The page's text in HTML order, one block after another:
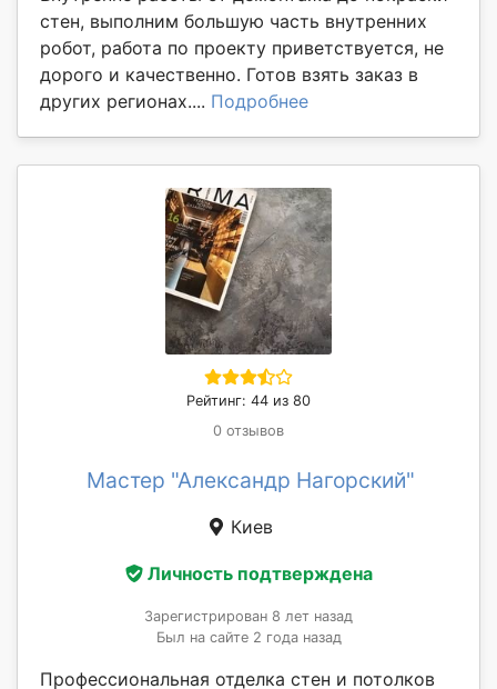
стен, выполним большую часть внутренних
робот, работа по проекту приветствуется, не
дорого и качественно. Готов взять заказ в
других регионах.... Подробнее
Рейтинг: 44 из 80
0 отзывов
Мастер "Александр Нагорский"
Киев
Личность подтверждена
Зарегистрирован 8 лет назад
Был на сайте 2 года назад
Профессиональная отделка стен и потолков